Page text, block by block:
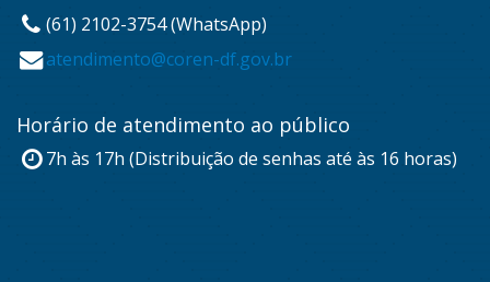
(61) 2102-3754 (WhatsApp)
atendimento@coren-df.gov.br
Horário de atendimento ao público
7h às 17h (Distribuição de senhas até às 16 horas)